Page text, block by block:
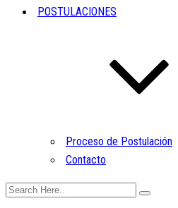
POSTULACIONES
Proceso de Postulación
Contacto